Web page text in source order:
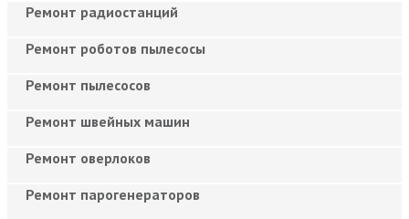
Ремонт радиостанций
Ремонт роботов пылесосы
Ремонт пылесосов
Ремонт швейных машин
Ремонт оверлоков
Ремонт парогенераторов